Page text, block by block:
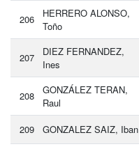
206
HERRERO ALONSO,
Toño
207
DIEZ FERNANDEZ,
Ines
208
GONZÁLEZ TERAN,
Raul
209 GONZALEZ SAIZ, Iban